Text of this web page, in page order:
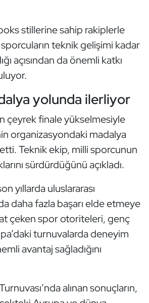
stillerine sahip rakiplerle
sporcuların teknik gelişimi kadar
açısından da önemli katkı
yolunda ilerliyor
çeyrek finale yükselmesiyle
organizasyondaki madalya
Teknik ekip, milli sporcunun
sürdürdüğünü açıkladı.
yıllarda uluslararası
daha fazla başarı elde etmeye
çeken spor otoriteleri, genç
turnuvalarda deneyim
avantaj sağladığını
alınan sonuçların,
Fitness